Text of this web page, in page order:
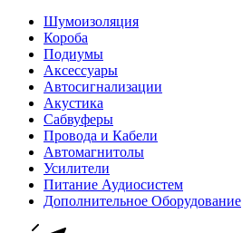
Шумоизоляция
Короба
Подиумы
Аксессуары
Автосигнализации
Акустика
Сабвуферы
Провода и Кабели
Автомагнитолы
Усилители
Питание Аудиосистем
Дополнительное Оборудование